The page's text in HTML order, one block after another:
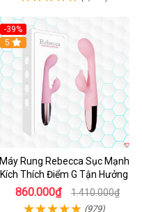
-39%
Hot
5
Máy Rung Rebecca Sục Mạnh
Kích Thích Điểm G Tận Hưởng
860.000₫ 1.410.000₫
(979)